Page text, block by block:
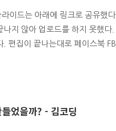
이드는 아래에 링크로 공유했
지 않아 업로드를 하지 못했다
편집이 끝나는대로 페이스북
었을까? - 김코딩